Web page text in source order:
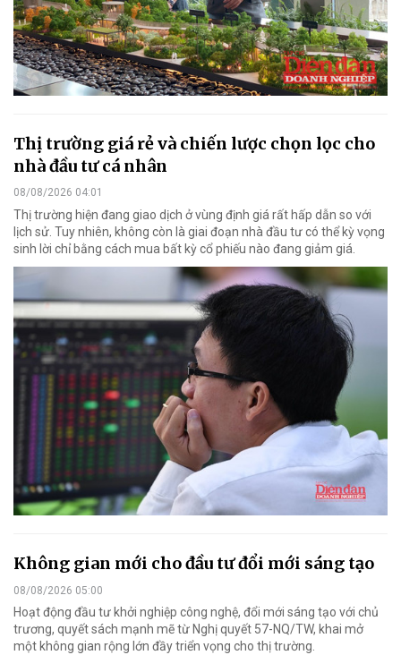
Thị trường giá rẻ và chiến lược chọn lọc cho
nhà đầu tư cá nhân
08/08/2026 04:01
Thị trường hiện đang giao dịch ở vùng định giá rất hấp dẫn so với
lịch sử. Tuy nhiên, không còn là giai đoạn nhà đầu tư có thể kỳ vọng
sinh lời chỉ bằng cách mua bất kỳ cổ phiếu nào đang giảm giá.
Không gian mới cho đầu tư đổi mới sáng tạo
08/08/2026 05:00
Hoạt động đầu tư khởi nghiệp công nghệ, đổi mới sáng tạo với chủ
trương, quyết sách mạnh mẽ từ Nghị quyết 57-NQ/TW, khai mở
một không gian rộng lớn đầy triển vọng cho thị trường.